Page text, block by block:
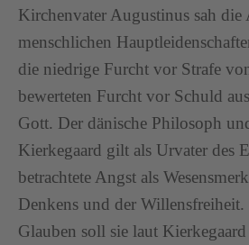
Kirchenvater Augustinus sah die
menschlichen
die niedrige Furcht vor Strafe
bewerteten Furcht vor Schuld
Gott. Der dänische Philosoph
Kierkegaard gilt als Urvater des
betrachtete Angst als
Denkens und der
Glauben soll sie laut